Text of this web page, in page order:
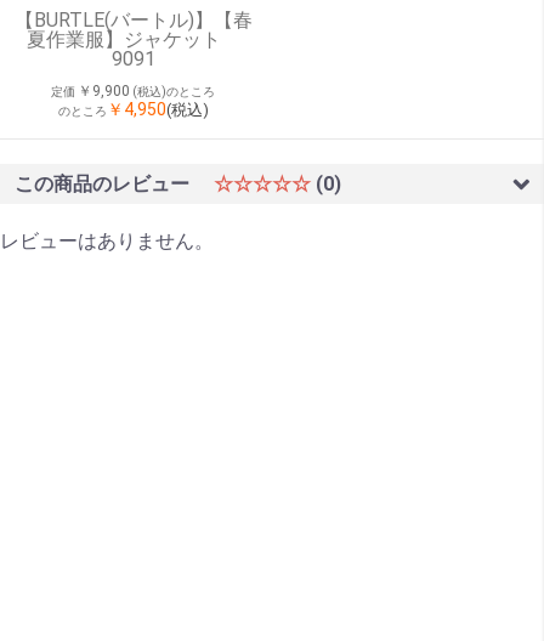
【BURTLE(バートル)】【春
夏作業服】ジャケット
9091
定価 ￥9,900 (税込)のところ
のところ ￥4,950(税込)
この商品のレビュー ☆☆☆☆☆ (0)
レビューはありません。